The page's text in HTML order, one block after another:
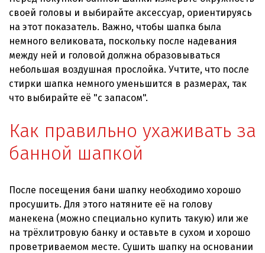
своей головы и выбирайте аксессуар, ориентируясь
на этот показатель. Важно, чтобы шапка была
немного великовата, поскольку после надевания
между ней и головой должна образовываться
небольшая воздушная прослойка. Учтите, что после
стирки шапка немного уменьшится в размерах, так
что выбирайте её "с запасом".
Как правильно ухаживать за
банной шапкой
После посещения бани шапку необходимо хорошо
просушить. Для этого натяните её на голову
манекена (можно специально купить такую) или же
на трёхлитровую банку и оставьте в сухом и хорошо
проветриваемом месте. Сушить шапку на основании